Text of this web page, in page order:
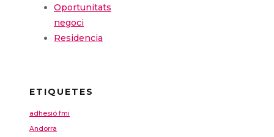
Oportunitats
negoci
Residencia
ETIQUETES
adhesió fmi
Andorra